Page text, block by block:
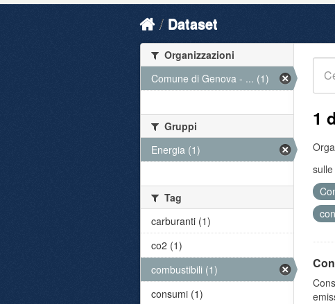
Dataset
1
Organizzazioni
Comune di Genova - ... (1)
Gruppi
Energia (1)
Tag
carburanti (1)
co2 (1)
combustibili (1)
consumi (1)